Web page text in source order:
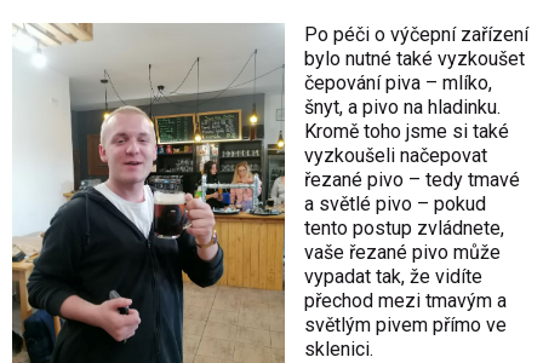
Po péči o výčepní zařízení
bylo nutné také vyzkoušet
čepování piva – mlíko,
šnyt, a pivo na hladinku.
Kromě toho jsme si také
vyzkoušeli načepovat
řezané pivo – tedy tmavé
a světlé pivo – pokud
tento postup zvládnete,
vaše řezané pivo může
vypadat tak, že vidíte
přechod mezi tmavým a
světlým pivem přímo ve
sklenici.